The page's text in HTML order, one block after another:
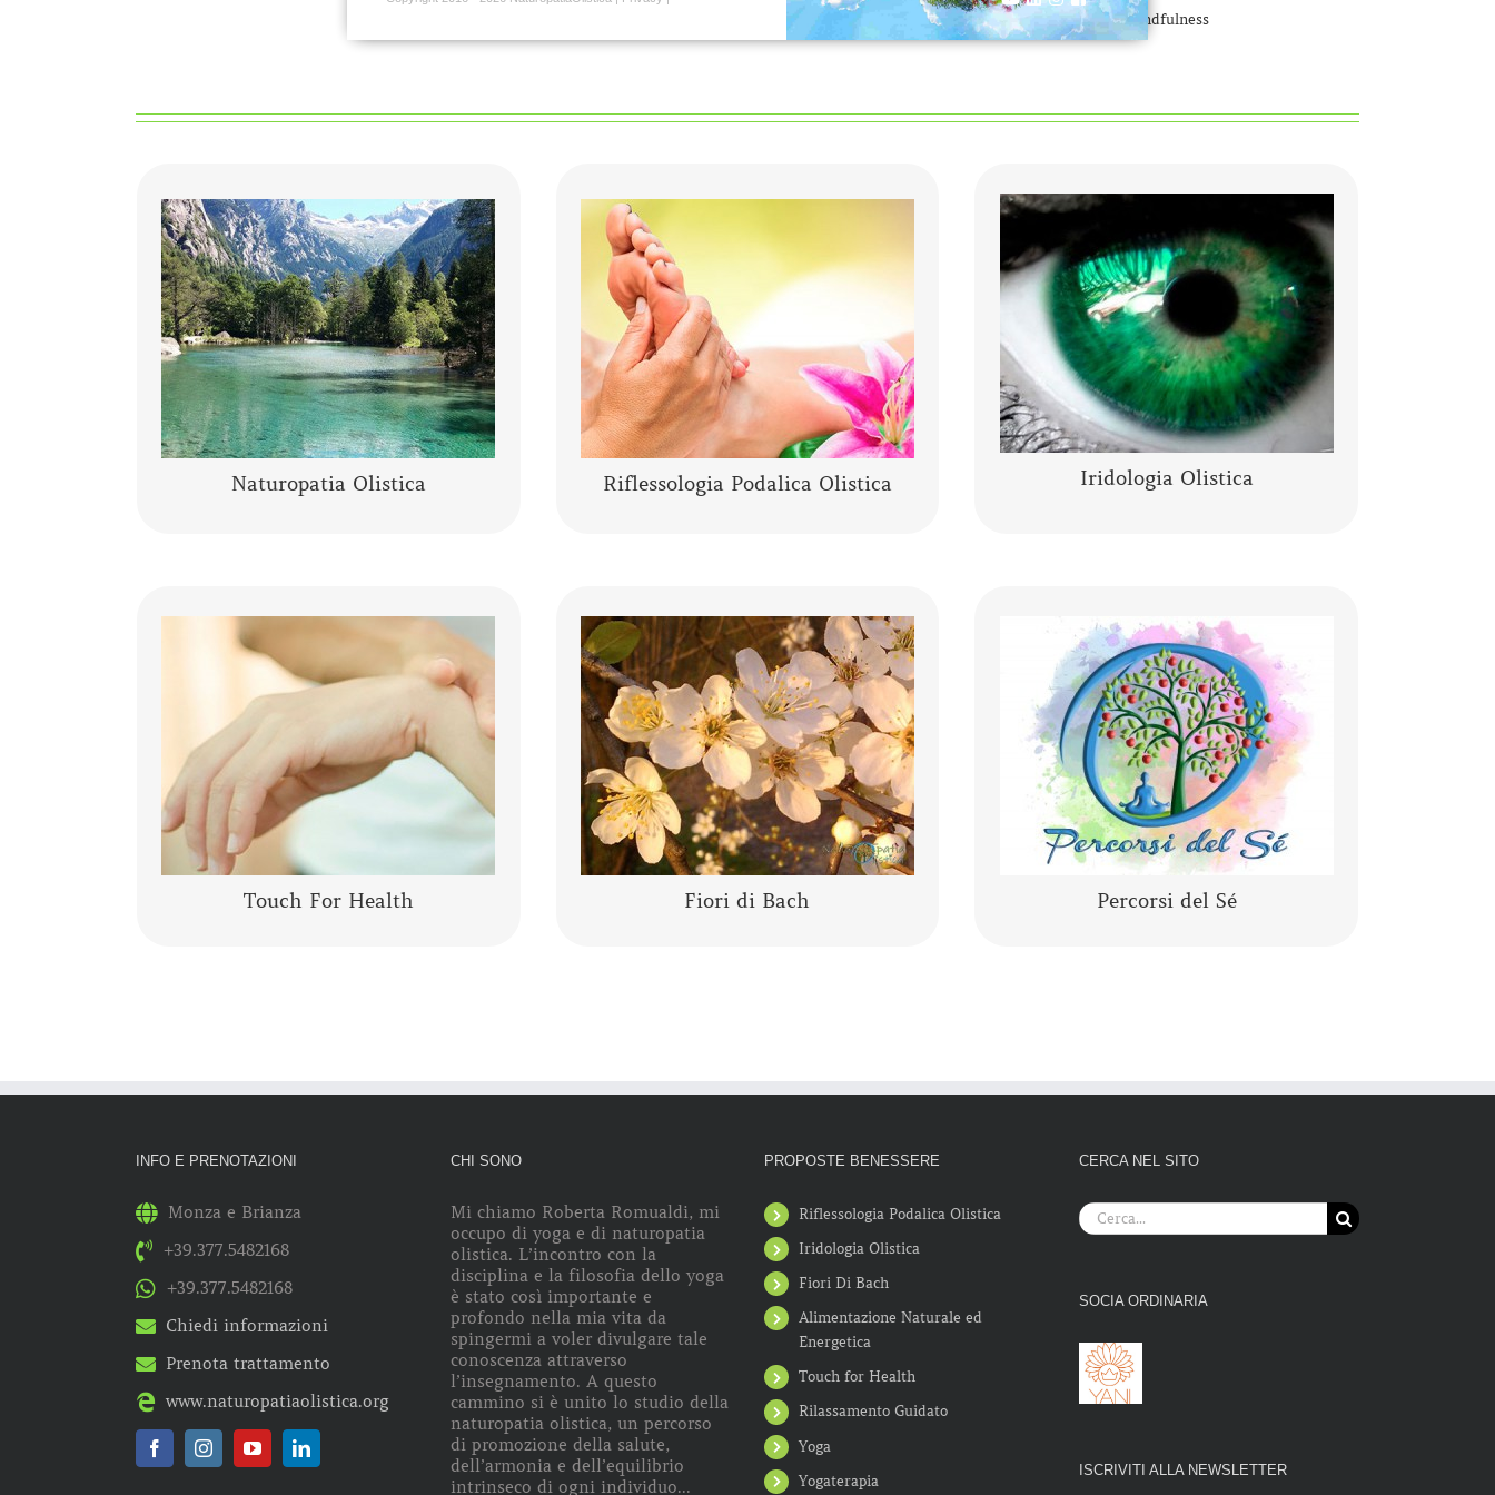
Mindfulness
Naturopatia Olistica
Che cos’è la Naturopatia e di cosa si
occupa?
Secondo quanto enunciato nel
2010 dall’Organizzazione Mondiale della
Salute, …
CONTINUA A LEGGERE
Riflessologia Podalica Olistica
La riflessologia podalica olistica è uno
strumento sia di analisi che di
trattamento. I piedi pur essendo una
piccola parte del corpo umano,
rappresentano l’individuo nella sua ……
CONTINUA A LEGGERE
Iridologia Olistica
L’Iridologia Olistica è “l’arte” che osserva
i segni, le anomalie, i fenomeni, i colori
e le architetture dell’occhio, per
comprendere lo stato fisico…..
CONTINUA A LEGGERE
Touch For Health
La Kinesiologia Specializzata è un
metodo olistico che prende in
considerazione la persona nella sua
totalità corpo, mente, emozioni. Integra
le conoscenze moderne……
CONTINUA A LEGGERE
Fiori di Bach
I fiori di Bach sono una “terapia
vibrazionale-energetica” messa a punto
da Edward Bach. I fiori di Bach sono delle
“lanterne” che aiutano a comprendere se
stessi,…….
CONTINUA A LEGGERE
Percorsi del Sé
Lo yoga, la meditazione, la mindfulness,
lo yogaterapia, il rilassamento guidato
sono percorsi del Sé che ci conducono
alla porta di noi stessi.
CONTINUA A LEGGERE
INFO E PRENOTAZIONI
Monza e Brianza
+39.377.5482168
+39.377.5482168
Chiedi informazioni
Prenota trattamento
www.naturopatiaolistica.org
CHI SONO
Mi chiamo Roberta Romualdi, mi
occupo di yoga e di naturopatia
olistica. L’incontro con la
disciplina e la filosofia dello yoga
è stato così importante e
profondo nella mia vita da
spingermi a voler divulgare tale
conoscenza attraverso
l’insegnamento. A questo
cammino si è unito lo studio della
naturopatia olistica, un percorso
di promozione della salute,
dell’armonia e dell’equilibrio
intrinseco di ogni individuo...
PROPOSTE BENESSERE
Riflessologia Podalica Olistica
Iridologia Olistica
Fiori Di Bach
Alimentazione Naturale ed
Energetica
Touch for Health
Rilassamento Guidato
Yoga
Yogaterapia
CERCA NEL SITO
Cerca
per:
SOCIA ORDINARIA
ISCRIVITI ALLA NEWSLETTER